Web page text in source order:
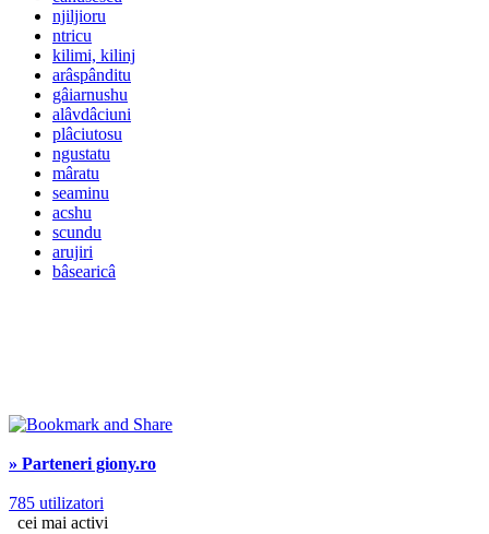
njiljioru
ntricu
kilimi, kilinj
arâspânditu
gâiarnushu
alâvdâciuni
plâciutosu
ngustatu
mâratu
seaminu
acshu
scundu
arujiri
bâsearicâ
» Parteneri giony.ro
785 utilizatori
cei mai activi